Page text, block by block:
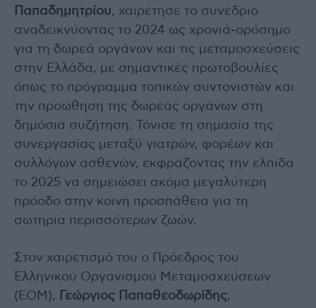
Παπαδημητρίου, χαιρέτησε το συνέδριο
αναδεικνύοντας το 2024 ως χρονιά-ορόσημο
για τη δωρεά οργάνων και τις μεταμοσχεύσεις
στην Ελλάδα, με σημαντικές πρωτοβουλίες
όπως το πρόγραμμα τοπικών συντονιστών και
την προώθηση της δωρεάς οργάνων στη
δημόσια συζήτηση. Τόνισε τη σημασία της
συνεργασίας μεταξύ γιατρών, φορέων και
συλλόγων ασθενών, εκφράζοντας την ελπίδα
το 2025 να σημειώσει ακόμα μεγαλύτερη
πρόοδο στην κοινή προσπάθεια για τη
σωτηρία περισσότερων ζωών.
Στον χαιρετισμό του ο Πρόεδρος του
Ελληνικού Οργανισμού Μεταμοσχεύσεων
(ΕΟΜ),
Γεώργιος Παπαθεοδωρίδης,